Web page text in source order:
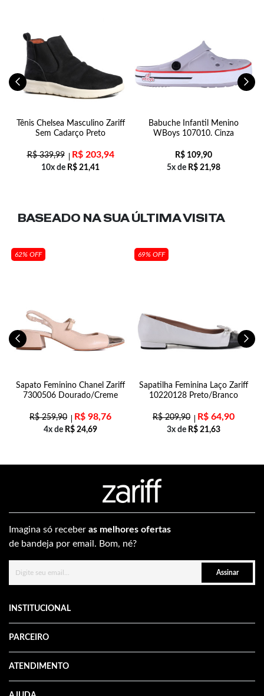
Tênis Chelsea Masculino Zariff
Sem Cadarço Preto
R$339,99 R$203,94
10x de R$ 21,41
Babuche Infantil Menino
WBoys 107010. Cinza
R$ 109,90
5x de R$ 21,98
BASEADO NA SUAÚLTIMA VISITA
62% OFF
Sapato Feminino Chanel Zariff
7300506 Dourado/Creme
R$259,90 R$ 98,76
4x de R$ 24,69
69% OFF
Sapatilha Feminina Laço Zariff
10220128 Preto/Branco
R$209,90 R$ 64,90
3x de R$ 21,63
Imagina só receber as melhores ofertas
de bandeja por email. Bom, né?
Assinar
INSTITUCIONAL
PARCEIRO
ATENDIMENTO